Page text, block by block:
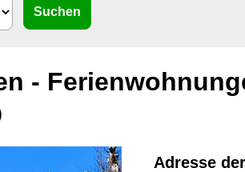
-
Adresse